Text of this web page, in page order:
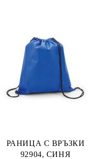
РАНИЦА С ВРЪЗКИ
92904, СИНЯ